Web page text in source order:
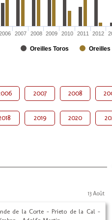
Oreilles Toros Oreilles
2007 2008 2009 2010 2011 2012
2007 2008
2019 2020
13 Août
de la Corte - Prieto de la Cal -